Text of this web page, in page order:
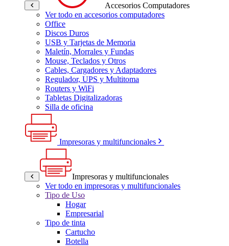
Accesorios Computadores
Ver todo en accesorios computadores
Office
Discos Duros
USB y Tarjetas de Memoria
Maletín, Morrales y Fundas
Mouse, Teclados y Otros
Cables, Cargadores y Adaptadores
Regulador, UPS y Multitoma
Routers y WiFi
Tabletas Digitalizadoras
Silla de oficina
Impresoras y multifuncionales
Impresoras y multifuncionales
Ver todo en impresoras y multifuncionales
Tipo de Uso
Hogar
Empresarial
Tipo de tinta
Cartucho
Botella